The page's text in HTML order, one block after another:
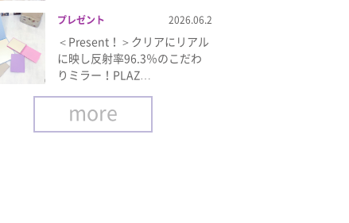
プレゼント 2026.06.2
＜Present！＞クリアにリアル
に映し反射率96.3％のこだわ
りミラー！PLAZ…
more